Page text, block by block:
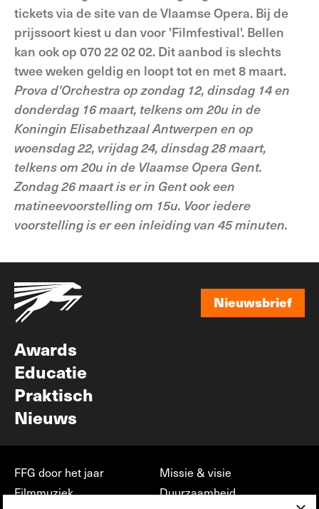
tickets via de site van de Vlaamse Opera. Bij de
prijssoort kiest u dan voor 'Filmfestival'. Bellen
kan ook op 070 22 02 02. Dit aanbod is slechts
twee weken geldig en loopt tot en met 8 maart.
Prova d'Orchestra op zondag 12, dinsdag 14 en
donderdag 16 maart, telkens om 20u in de
Koningin Elisabethzaal Antwerpen en op
woensdag 22, vrijdag 24, dinsdag 28 maart,
telkens om 20u in de Vlaamse Opera Gent.
Zondag 26 maart is er in Gent ook een
matineevoorstelling om 15u. Voor iedere
voorstelling is er een inleiding van 45 minuten.
Nieuwsbrief
Awards
Educatie
Praktisch
Nieuws
FFG door het jaar
Filmmuziek
Missie & visie
Duurzaamheid